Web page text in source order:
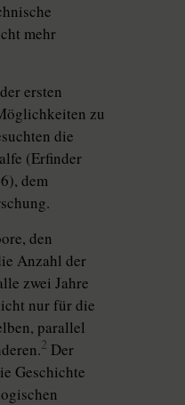
mehr
ersten
zu
die
(Erfinder
dem
den
Anzahl der
zwei Jahre
nur für die
parallel
2 Der
Geschichte